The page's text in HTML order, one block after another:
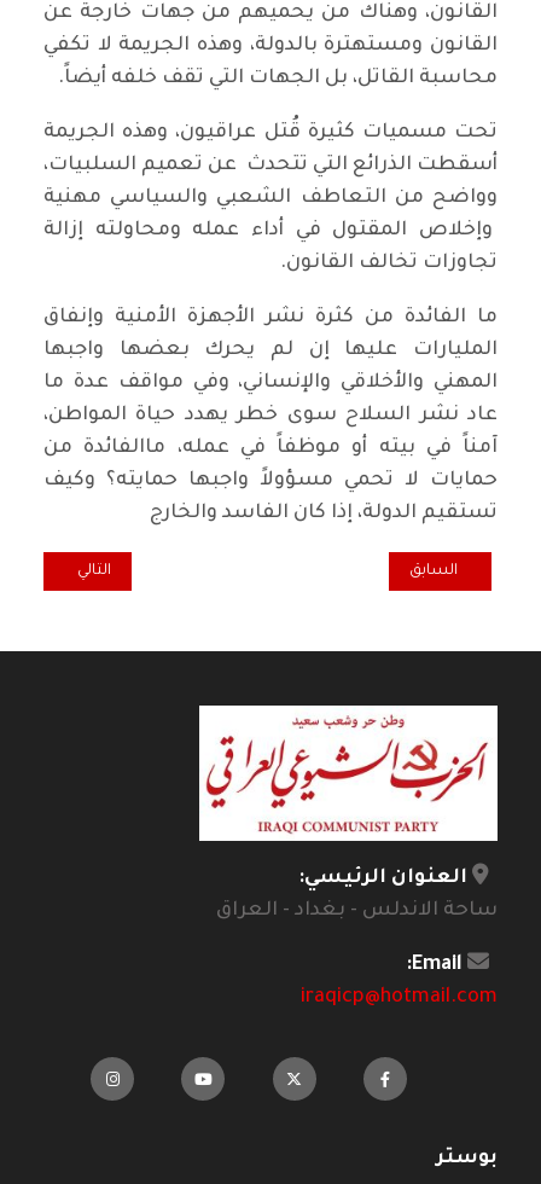
القانون، وهناك من يحميهم من جهات خارجة عن
القانون ومستهترة بالدولة، وهذه الجريمة لا تكفي
محاسبة القاتل، بل الجهات التي تقف خلفه أيضاً.
تحت مسميات كثيرة قُتل عراقيون، وهذه الجريمة
أسقطت الذرائع التي تتحدث عن تعميم السلبيات،
وواضح من التعاطف الشعبي والسياسي مهنية
وإخلاص المقتول في أداء عمله ومحاولته إزالة
تجاوزات تخالف القانون.
ما الفائدة من كثرة نشر الأجهزة الأمنية وإنفاق
المليارات عليها إن لم يحرك بعضها واجبها
المهني والأخلاقي والإنساني، وفي مواقف عدة ما
عاد نشر السلاح سوى خطر يهدد حياة المواطن،
آمناً في بيته أو موظفاً في عمله، ماالفائدة من
حمايات لا تحمي مسؤولاً واجبها حمايته؟ وكيف
تستقيم الدولة، إذا كان الفاسد والخارج
المقال السابق: الدين أفيون الشعوب.. ابتسام ابراهيم
السابق المقال التالي:
التالي
العنوان الرئيسي:
ساحة الاندلس - بغداد - العراق
Email:
iraqicp@hotmail.com
بوستر